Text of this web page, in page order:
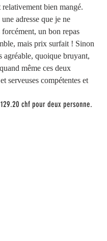
relativement bien mangé.
adresse que je ne
forcément, un bon repas
mais prix surfait ! Sinon
agréable, quoique bruyant,
même ces deux
serveuses compétentes et
chf pour deux personne.